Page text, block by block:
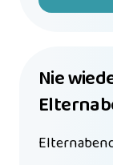
Nie